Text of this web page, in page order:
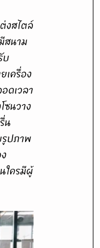
สนาม
บ
เครื่อง
ดเวลา
นวาง
น
รูปภาพ
ใครมีผู้